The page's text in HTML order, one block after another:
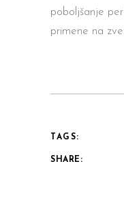
poboljšanje
primene na
TAGS:
SHARE: